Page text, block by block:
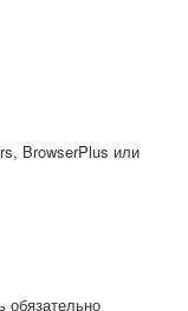
BrowserPlus или
обязательно